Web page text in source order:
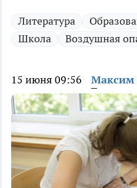
Литература
Школа
Воздушная
15 июня 09:56 Максим